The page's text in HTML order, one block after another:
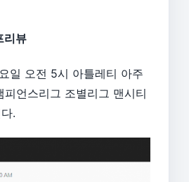
리뷰
일 오전 5시 아틀레티 아주
언스리그 조별리그 맨시티
.